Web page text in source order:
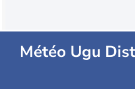
Météo Ugu